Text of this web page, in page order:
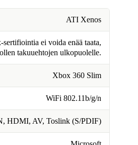
ATI Xenos
ei voida enää taata,
takuuehtojen ulkopuolelle.
Xbox 360 Slim
WiFi 802.11b/g/n
HDMI, AV, Toslink (S/PDIF)